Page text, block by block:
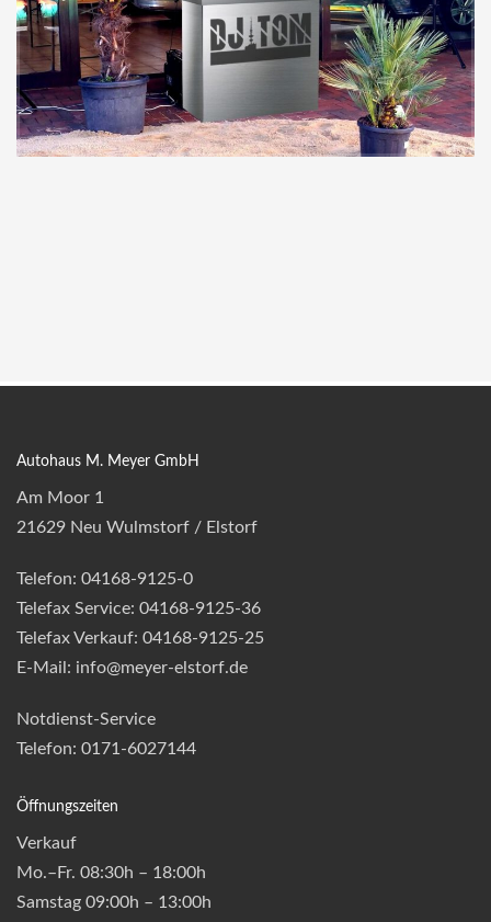
Autohaus M. Meyer GmbH
Am Moor 1
21629 Neu Wulmstorf / Elstorf
Telefon: 04168-9125-0
Telefax Service: 04168-9125-36
Telefax Verkauf: 04168-9125-25
E-Mail: info@meyer-elstorf.de
Notdienst-Service
Telefon: 0171-6027144
Öffnungszeiten
Verkauf
Mo.–Fr. 08:30h – 18:00h
Samstag 09:00h – 13:00h